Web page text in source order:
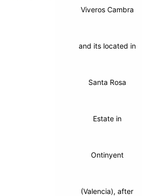
Viveros Cambra
and its located in
Santa Rosa
Estate in
Ontinyent
(Valencia), after